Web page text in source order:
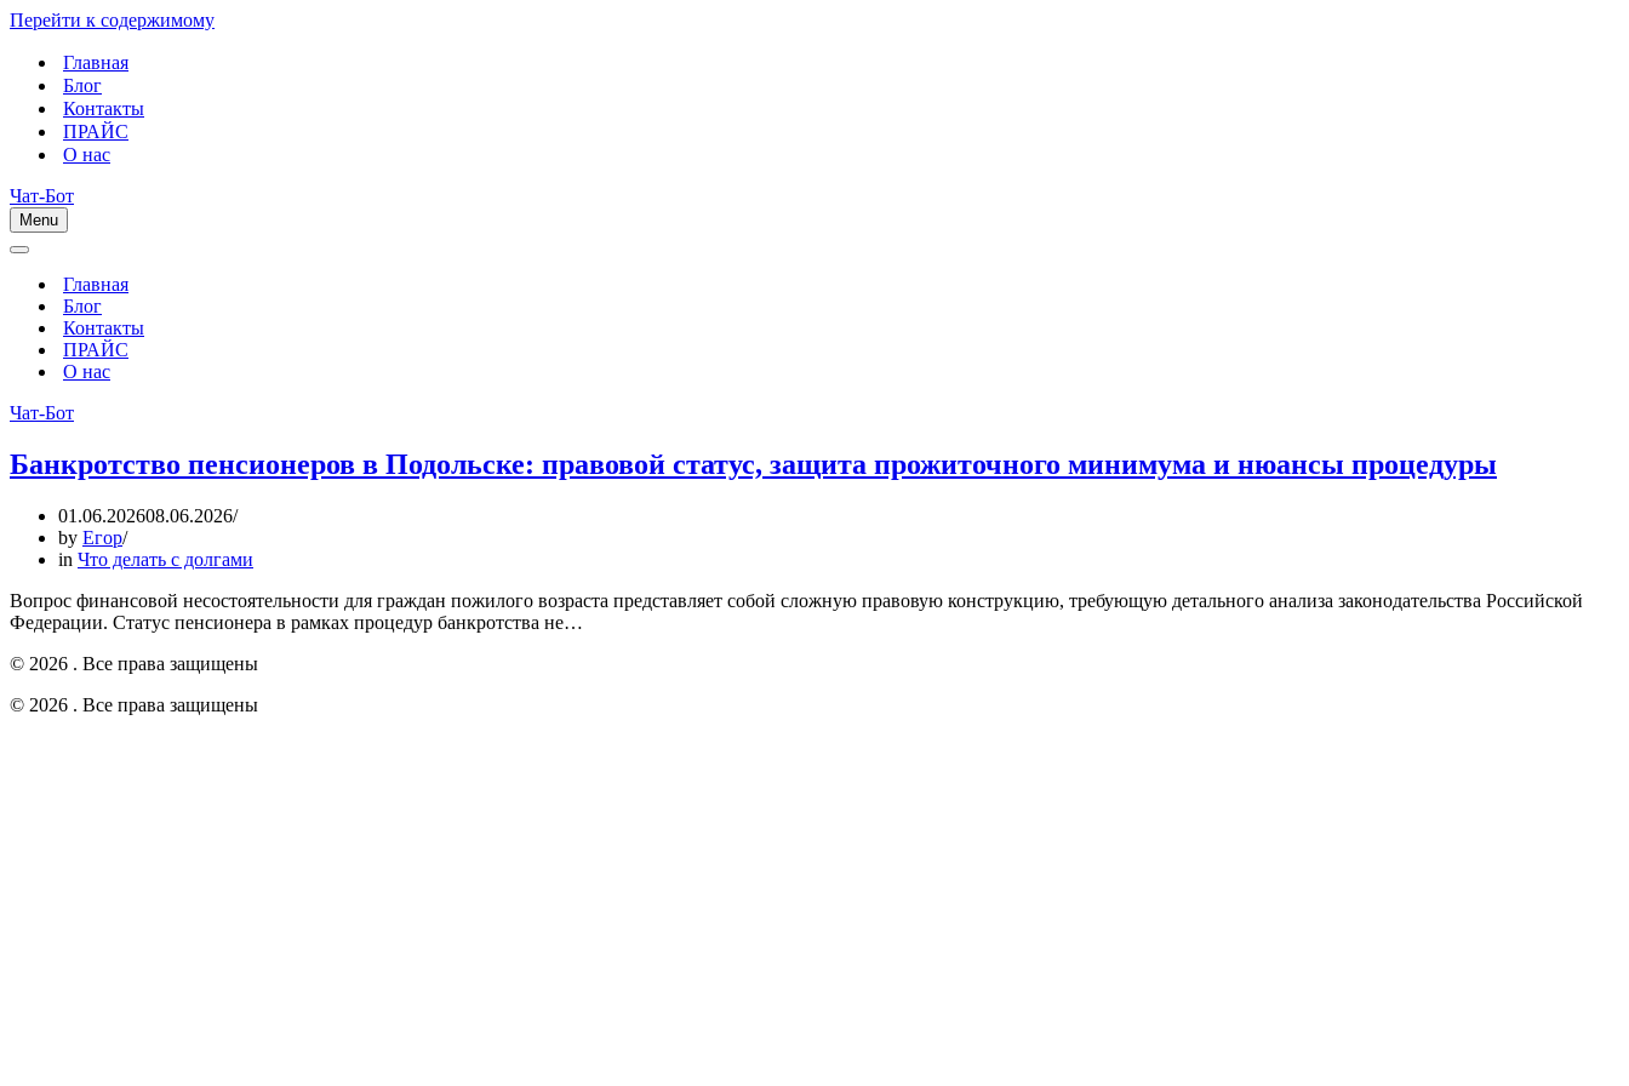
Перейти к содержимому
Главная
Блог
Контакты
ПРАЙС
О нас
Чат-Бот
Menu
Меню
Меню
навигацииГлавная
Блог
Контакты
ПРАЙС
О нас
Чат-Бот
Банкротство пенсионеров в Подольске: правовой статус, защита прожиточного минимума и нюансы процедуры
01.06.202608.06.2026
by Егор
in Что делать с долгами
Вопрос финансовой несостоятельности для граждан пожилого возраста представляет собой сложную правовую конструкцию, требующую детального анализа законодательства Российской
Федерации. Статус пенсионера в рамках процедур банкротства не…
© 2026 . Все права защищены
© 2026 . Все права защищены